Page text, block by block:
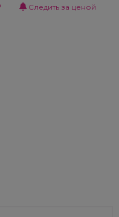
Следить за ценой